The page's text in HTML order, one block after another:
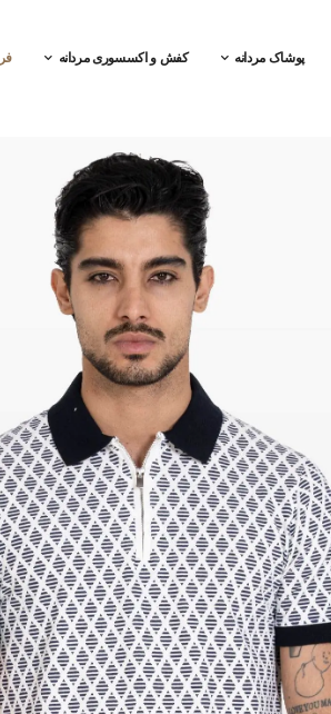
پوشاک مردانه کفش و اکسسوری مردانه